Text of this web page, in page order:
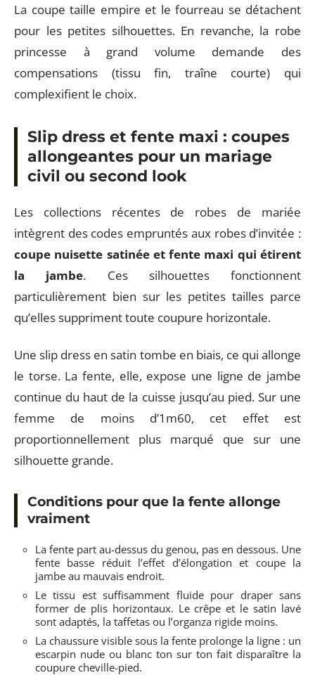
La coupe taille empire et le fourreau se détachent
pour les petites silhouettes. En revanche, la robe
princesse à grand volume demande des
compensations (tissu fin, traîne courte) qui
complexifient le choix.
Slip dress et fente maxi : coupes
allongeantes pour un mariage
civil ou second look
Les collections récentes de robes de mariée
intègrent des codes empruntés aux robes d’invitée :
coupe nuisette satinée et fente maxi qui étirent
la jambe. Ces silhouettes fonctionnent
particulièrement bien sur les petites tailles parce
qu’elles suppriment toute coupure horizontale.
Une slip dress en satin tombe en biais, ce qui allonge
le torse. La fente, elle, expose une ligne de jambe
continue du haut de la cuisse jusqu’au pied. Sur une
femme de moins d’1m60, cet effet est
proportionnellement plus marqué que sur une
silhouette grande.
Conditions pour que la fente allonge
vraiment
La fente part au-dessus du genou, pas en dessous. Une
fente basse réduit l’effet d’élongation et coupe la
jambe au mauvais endroit.
Le tissu est suffisamment fluide pour draper sans
former de plis horizontaux. Le crêpe et le satin lavé
sont adaptés, la taffetas ou l’organza rigide moins.
La chaussure visible sous la fente prolonge la ligne : un
escarpin nude ou blanc ton sur ton fait disparaître la
coupure cheville-pied.